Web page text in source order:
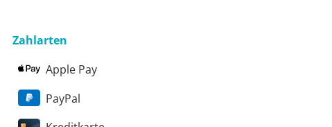
Zahlarten
Apple Pay
PayPal